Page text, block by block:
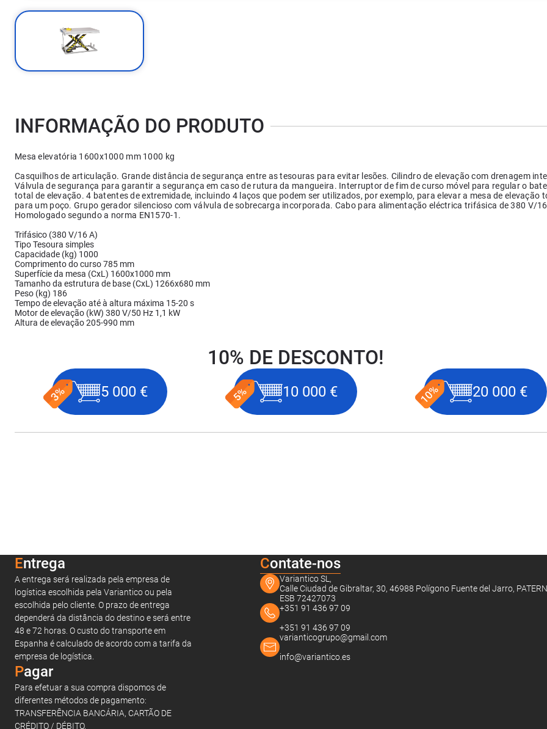
INFORMAÇÃO DO PRODUTO
Mesa elevatória 1600x1000 mm 1000 kg
Casquilhos de articulação. Grande distância de segurança entre as tesouras para evitar lesões. Cilindro de elevação com drenagem
Válvula de segurança para garantir a segurança em caso de rutura da mangueira. Interruptor de fim de curso móvel para regular o
total de elevação. 4 batentes de extremidade, incluindo 4 laços que podem ser utilizados, por exemplo, para elevar a mesa de elevação
para um poço. Grupo gerador silencioso com válvula de sobrecarga incorporada. Cabo para alimentação eléctrica trifásica de 380 V/
Homologado segundo a norma EN1570-1.
Trifásico (380 V/16 A)
Tipo Tesoura simples
Capacidade (kg) 1000
Comprimento do curso 785 mm
Superfície da mesa (CxL) 1600x1000 mm
Tamanho da estrutura de base (CxL) 1266x680 mm
Peso (kg) 186
Tempo de elevação até à altura máxima 15-20 s
Motor de elevação (kW) 380 V/50 Hz 1,1 kW
Altura de elevação 205-990 mm
10% DE DESCONTO!
5 000 € 10 000 € 20 000 €
Entrega
A entrega será realizada pela empresa de
logística escolhida pela Variantico ou pela
escolhida pelo cliente. O prazo de entrega
dependerá da distância do destino e será entre
48 e 72 horas. O custo do transporte em
Espanha é calculado de acordo com a tarifa da
empresa de logística.
Pagar
Para efetuar a sua compra dispomos de
diferentes métodos de pagamento:
TRANSFERÊNCIA BANCÁRIA, CARTÃO DE
CRÉDITO / DÉBITO.
Contate-nos
Variantico SL,
Calle Ciudad de Gibraltar, 30, 46988 Polígono Fuente del Jarro,
ESB 72427073
+351 91 436 97 09
+351 91 436 97 09
varianticogrupo@gmail.com
info@variantico.es